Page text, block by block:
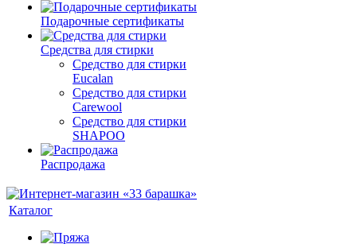
Подарочные сертификаты
Средства для стирки
Средство для стирки
Eucalan
Средство для стирки
Carewool
Средство для стирки
SHAPOO
Распродажа
Каталог